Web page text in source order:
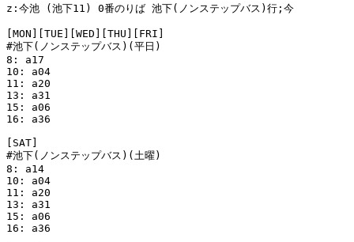
z:今池 (池下11) 0番のりば 池下(ノンステップバス)行;今
[MON][TUE][WED][THU][FRI]
#池下(ノンステップバス)(平日)
8: a17
10: a04
11: a20
13: a31
15: a06
16: a36
[SAT]
#池下(ノンステップバス)(土曜)
8: a14
10: a04
11: a20
13: a31
15: a06
16: a36